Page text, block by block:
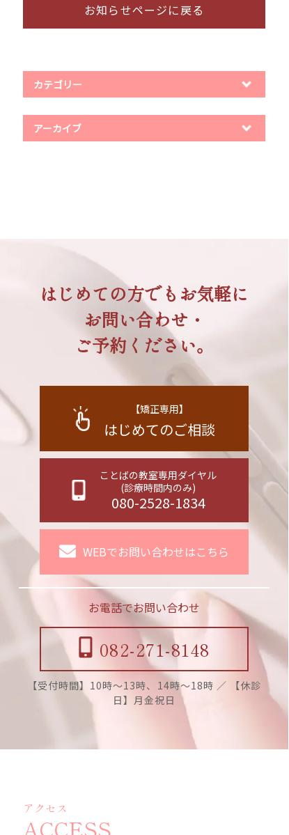
お知らせページに戻る
カテゴリー
アーカイブ
はじめての方でもお気軽に
お問い合わせ・
ご予約ください。
【矯正専用】
はじめてのご相談
ことばの教室専用ダイヤル
(診療時間内のみ)
080-2528-1834
WEBでお問い合わせはこちら
お電話でお問い合わせ
082-271-8148
【受付時間】10時〜13時、14時〜18時 ／ 【休診
日】月金祝日
アクセス
ACCESS